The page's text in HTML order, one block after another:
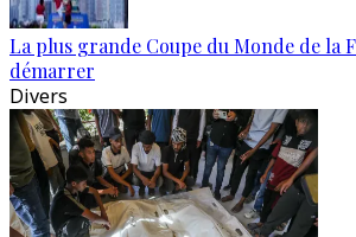
La plus grande Coupe du Monde de la
démarrer
Divers